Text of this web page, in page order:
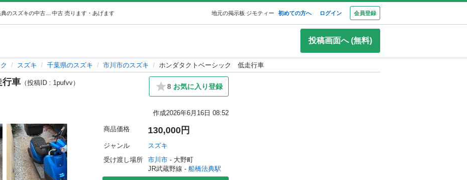
中古 売ります・あげます 地元の掲示板 ジモティー 初めての方へ ログイン 会員登録
投稿画面へ (無料)
スズキ 千葉県のスズキ 市川市のスズキ ホンダタクトベーシック 低走行車
車 （投稿ID : 1pufvv） 8 お気に入り登録
作成2026年6月16日 08:52
商品価格 130,000円
ジャンル
スズキ
受け渡し場所
市川市 - 大野町
JR武蔵野線 - 船橋法典駅